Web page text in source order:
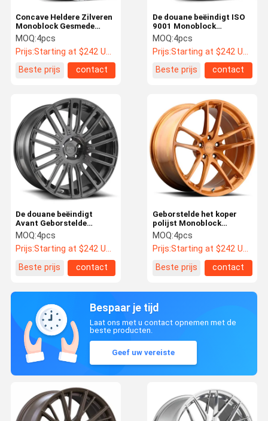
Concave Heldere Zilveren
Monoblock Gesmede
Wielen
MOQ:4pcs
Prijs:Starting at $242 US Dollars ea
Beste prijs
contact
De douane beëindigt ISO
9001 Monoblock
Gesmede Wielen Zwarte
polijsten
MOQ:4pcs
Prijs:Starting at $242 US Dollars ea
Beste prijs
contact
De douane beëindigt
Avant Geborstelde
Monoblock smeedde
Wielen 16“ 18“ 22“
MOQ:4pcs
Prijs:Starting at $242 US Dollars ea
Beste prijs
contact
Geborstelde het koper
polijst Monoblock
smeedde Wielen
MOQ:4pcs
Prijs:Starting at $242 US Dollars ea
Beste prijs
contact
Bespaar je tijd
Laat ons met u contact opnemen met de
beste producten.
Geef uw vereiste